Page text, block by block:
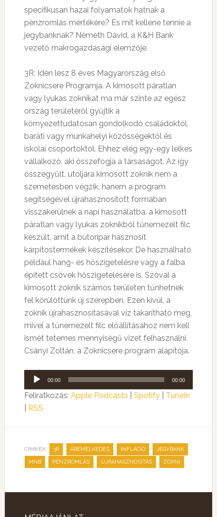
specifikusan hazai folyamatok hatnak a
pénzromlás mértékére? És mit kellene tennie a
jegybanknak? Németh Dávid, a K&H Bank
vezető makrogazdasági elemzője.
3R: Idén lesz 8 éves Magyarország első
Zoknicsere Programja. A kimosott páratlan
vagy lyukas zoknikat ma már szinte az egész
ország területéről gyűjtik a
környezettudatosan gondolkodó családoktól,
baráti vagy munkahelyi közösségektől és
iskolai csoportoktól. Ehhez elég egy-egy lelkes
vállalkozó, aki összefogja a társaságot. Az így
összegyűlt, utoljára kimosott zoknik nem a
szemetesben végzik, hanem a program
segítségével újrahasznosított formában
visszakerülnek a napi használatba. a kimosott
páratlan vagy lyukas zoknikból tűnemezelt filc
készült, amit a bútoripar hasznosít
kárpitostermékek készítésekor. De használható
például hang- és hőszigetelésre vagy a falba
épített csövek hőszigetelésére is. Szóval a
kimosott zoknik számos területen tűnhetnek
fel körülöttünk új szerepben. Ezen kívül, a
zoknik újrahasznosításával víz takarítható meg,
mivel a tűnemezelt filc előállításához nem kell
ismét tetemes mennyiségű vizet felhasználni.
Csányi Zoltán, a Zoknicsere program alapítója.
Audió
lejátszó
00:00 00:00
Feliratkozás: Apple Podcasts Spotify| TuneIn
RSS
CÍMKÉK: 3R , ÁREMELKEDÉS , INFLÁCIÓ , JEGYBANK ,
MNB , PÉNZROMLÁS , ÚJRAHASZNOSÍTÁS , ZOKNI